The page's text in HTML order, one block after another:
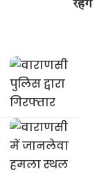
रहेंगे